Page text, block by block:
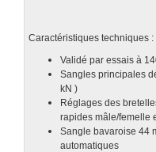
Caractéristiques techniques :
Validé par essais à
Sangles principales
kN )
Réglages des
rapides mâle/femelle
Sangle bavaroise 44
automatiques